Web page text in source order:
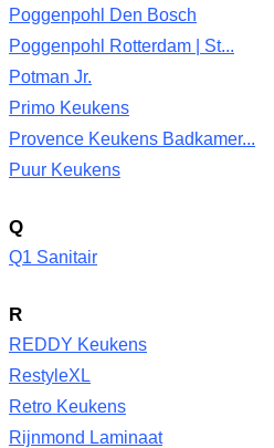
Poggenpohl Den Bosch
Poggenpohl Rotterdam | St...
Potman Jr.
Primo Keukens
Provence Keukens Badkamer...
Puur Keukens
Q
Q1 Sanitair
R
REDDY Keukens
RestyleXL
Retro Keukens
Rijnmond Laminaat